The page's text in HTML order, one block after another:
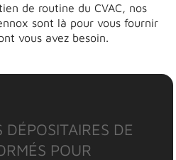
de routine du CVAC, nos
sont là pour vous fournir
vous avez besoin.
DE
POUR